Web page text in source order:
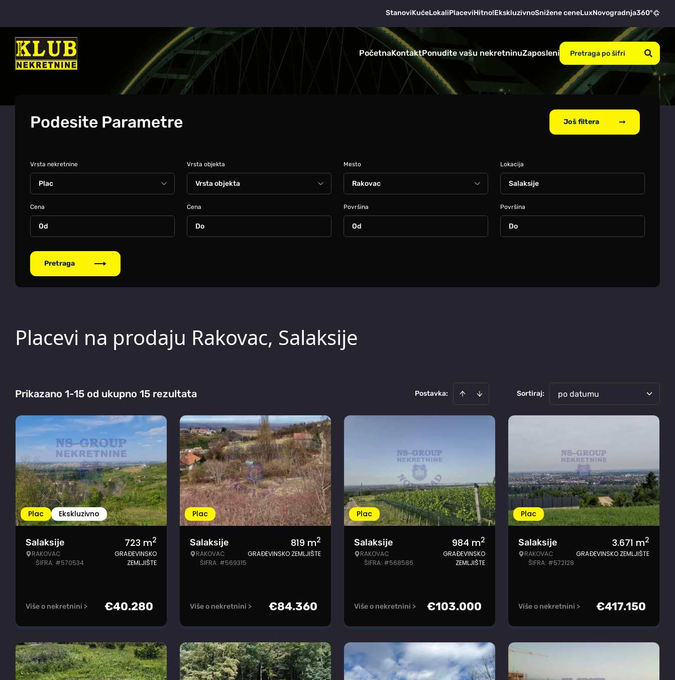
StanoviKućeLokaliPlaceviHitno!EkskluzivnoSnižene ceneLuxNovogradnja360°
PočetnaKontaktPonudite vašu nekretninuZaposleni
Podesite Parametre Još filtera
Vrsta nekretnine Vrsta objekta Mesto Lokacija
Salaksije
Cena Cena Površina Površina
Pretraga
Placevi na prodaju Rakovac, Salaksije
Prikazano 1-15 od ukupno 15 rezultata Postavka: Sortiraj: po datumu
Plac Ekskluzivno
Salaksije
RAKOVAC
ŠIFRA: #570534
723 m2
GRAĐEVINSKO
ZEMLJIŠTE
Više o nekretnini > €40.280
Plac
Salaksije
RAKOVAC
ŠIFRA: #569315
819 m2
GRAĐEVINSKO ZEMLJIŠTE
Više o nekretnini > €84.360
Plac
Salaksije
RAKOVAC
ŠIFRA: #568586
984 m2
GRAĐEVINSKO
ZEMLJIŠTE
Više o nekretnini > €103.000
Plac
Salaksije
RAKOVAC
ŠIFRA: #572128
3.671 m2
GRAĐEVINSKO ZEMLJIŠTE
Više o nekretnini > €417.150